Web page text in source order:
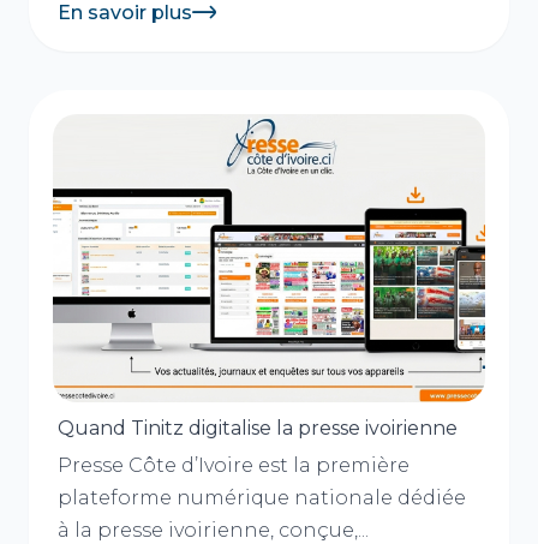
En savoir plus
Quand Tinitz digitalise la presse ivoirienne
Presse Côte d’Ivoire est la première
plateforme numérique nationale dédiée
à la presse ivoirienne, conçue,...